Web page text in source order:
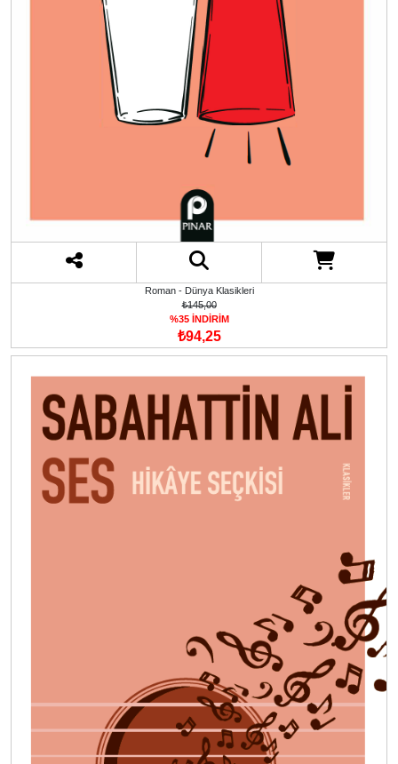
Roman - Dünya Klasikleri
₺145,00
%35 İNDİRİM
₺94,25